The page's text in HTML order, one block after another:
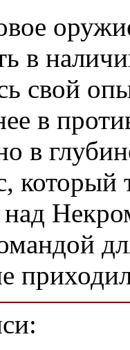
в
свой
в
в
который
над